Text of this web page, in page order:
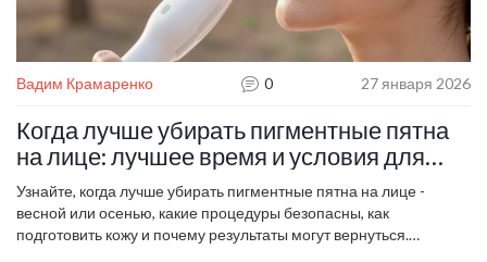
Вадим Крамаренко 0 27 января 2026
Когда лучше убирать пигментные пятна
на лице: лучшее время и условия для
процедур
Узнайте, когда лучше убирать пигментные пятна на лице -
весной или осенью, какие процедуры безопасны, как
подготовить кожу и почему результаты могут вернуться.